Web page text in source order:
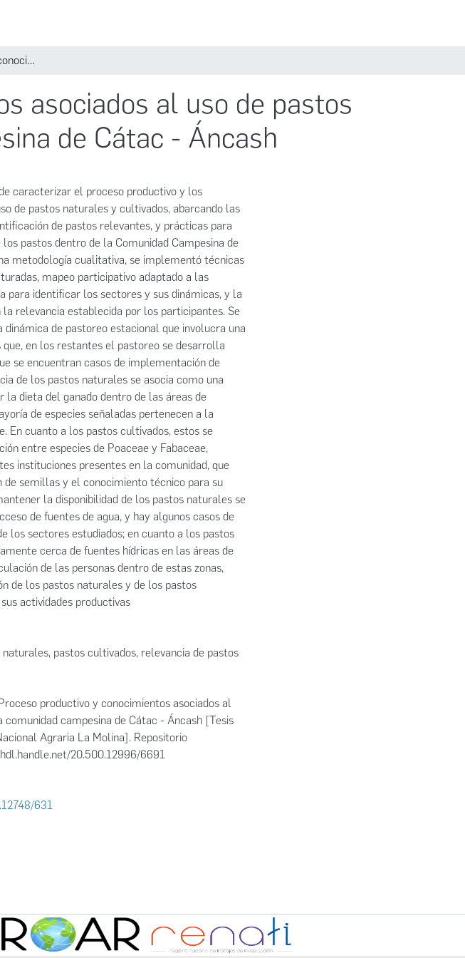
Proceso productivo y conocimientos asociados al uso de pastos forrajeros en la comunidad campesina de Cátac - Áncash
asociados al uso de pastos
de Cátac - Áncash
caracterizar el proceso productivo y los
de pastos naturales y cultivados, abarcando las
de pastos relevantes, y prácticas para
pastos dentro de la Comunidad Campesina de
metodología cualitativa, se implementó técnicas
mapeo participativo adaptado a las
para identificar los sectores y sus dinámicas, y la
relevancia establecida por los participantes. Se
dinámica de pastoreo estacional que involucra una
en los restantes el pastoreo se desarrolla
se encuentran casos de implementación de
de los pastos naturales se asocia como una
dieta del ganado dentro de las áreas de
de especies señaladas pertenecen a la
En cuanto a los pastos cultivados, estos se
entre especies de Poaceae y Fabaceae,
instituciones presentes en la comunidad, que
de semillas y el conocimiento técnico para su
la disponibilidad de los pastos naturales se
de fuentes de agua, y hay algunos casos de
los sectores estudiados; en cuanto a los pastos
cerca de fuentes hídricas en las áreas de
de las personas dentro de estas zonas,
de los pastos naturales y de los pastos
actividades productivas
naturales, pastos cultivados, relevancia de pastos
productivo y conocimientos asociados al
campesina de Cátac - Áncash [Tesis
Agraria La Molina]. Repositorio
20.500.12996/6691
631